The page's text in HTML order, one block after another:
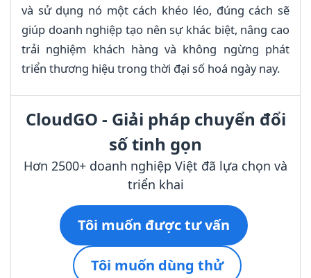
và sử dụng nó một cách khéo léo, đúng cách sẽ
giúp doanh nghiệp tạo nên sự khác biệt, nâng cao
trải nghiệm khách hàng và không ngừng phát
triển thương hiệu trong thời đại số hoá ngày nay.
CloudGO - Giải pháp chuyển đổi
số tinh gọn
Hơn 2500+ doanh nghiệp Việt đã lựa chọn và
triển khai
Tôi muốn được tư vấn
Tôi muốn dùng thử